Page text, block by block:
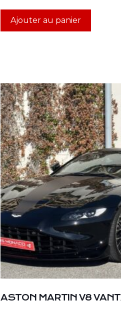
Ajouter au panier
ASTON MARTIN V8